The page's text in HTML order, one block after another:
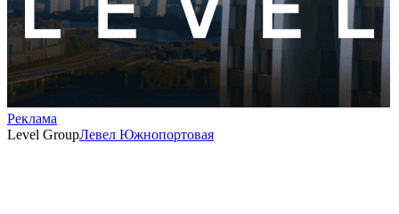
Реклама
Level GroupЛевел Южнопортовая